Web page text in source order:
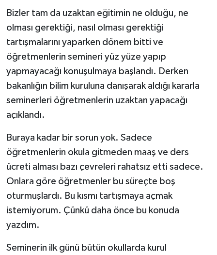
Bizler tam da uzaktan eğitimin ne olduğu, ne
olması gerektiği, nasıl olması gerektiği
tartışmalarını yaparken dönem bitti ve
öğretmenlerin semineri yüz yüze yapıp
yapmayacağı konuşulmaya başlandı. Derken
bakanlığın bilim kuruluna danışarak aldığı kararla
seminerleri öğretmenlerin uzaktan yapacağı
açıklandı.
Buraya kadar bir sorun yok. Sadece
öğretmenlerin okula gitmeden maaş ve ders
ücreti alması bazı çevreleri rahatsız etti sadece.
Onlara göre öğretmenler bu süreçte boş
oturmuşlardı. Bu kısmı tartışmaya açmak
istemiyorum. Çünkü daha önce bu konuda
yazdım.
Seminerin ilk günü bütün okullarda kurul